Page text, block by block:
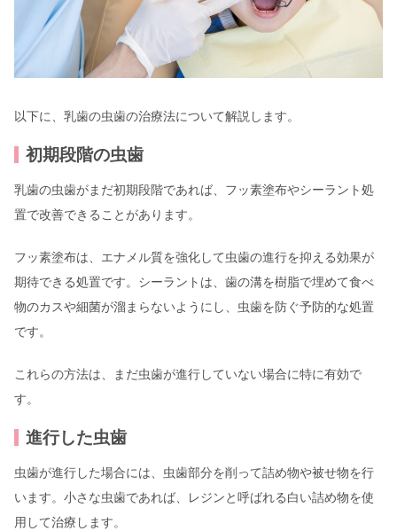
以下に、乳歯の虫歯の治療法について解説します。
初期段階の虫歯
乳歯の虫歯がまだ初期段階であれば、フッ素塗布やシーラント処
置で改善できることがあります。
フッ素塗布は、エナメル質を強化して虫歯の進行を抑える効果が
期待できる処置です。シーラントは、歯の溝を樹脂で埋めて食べ
物のカスや細菌が溜まらないようにし、虫歯を防ぐ予防的な処置
です。
これらの方法は、まだ虫歯が進行していない場合に特に有効で
す。
進行した虫歯
虫歯が進行した場合には、虫歯部分を削って詰め物や被せ物を行
います。小さな虫歯であれば、レジンと呼ばれる白い詰め物を使
用して治療します。